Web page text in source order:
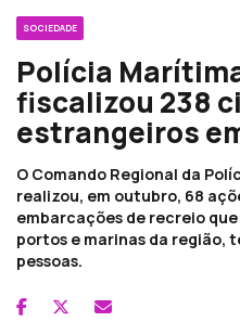
SOCIEDADE
Polícia
fiscalizou 238
estrangeiros
O Comando Regional da
realizou, em outubro, 68
embarcações de recreio
portos e marinas da região,
pessoas.